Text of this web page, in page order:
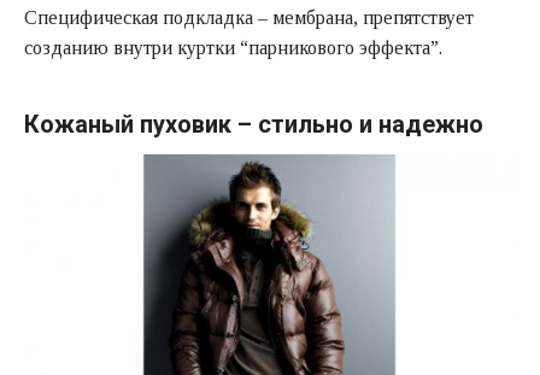
Специфическая подкладка – мембрана, препятствует
созданию внутри куртки “парникового эффекта”.
Кожаный пуховик – стильно и надежно